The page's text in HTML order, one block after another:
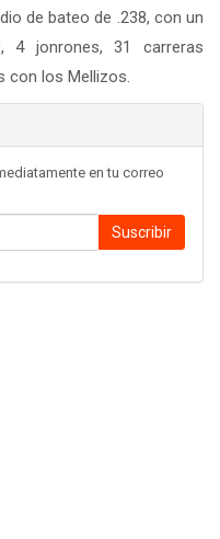
de bateo de .238, con un
4 jonrones, 31 carreras
con los Mellizos.
en tu correo
Suscribir